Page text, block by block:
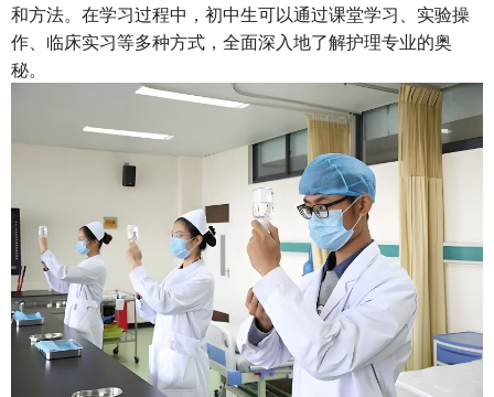
和方法。在学习过程中，初中生可以通过课堂学习、实验操
作、临床实习等多种方式，全面深入地了解护理专业的奥
秘。